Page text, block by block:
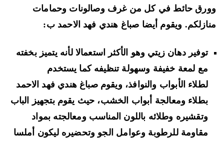
حائط في كل من غرف وصالونات وحمامات
ويقوم أيضا صباغ هندي فهد الاحمد ب:
توفير دهان زيتي وهو الأكثر استعمالا لأنه يتميز بخفته
مع لمعة خفيفة وسهولة تنظيفه كما يستخدم
لطلاء الأبواب والنوافذ، ويقوم صباغ هندي فهد الاحمد
بطلاء ومعالجة أبواب الخشب، حيث يقوم بتجهيز الباب
وتقشيره وطلائه باللون المناسب ومعالجته بمواد
مقاومة للرطوبة وعوامل الجو وتحضيره ليكون أملسا